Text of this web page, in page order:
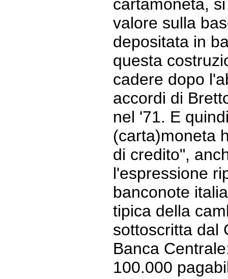
cartamoneta,
valore sulla
depositata in
questa
cadere dopo
accordi di
nel '71. E
(carta)moneta
di credito",
l'espressione
banconote
tipica della
sottoscritta dal
Banca
100.000